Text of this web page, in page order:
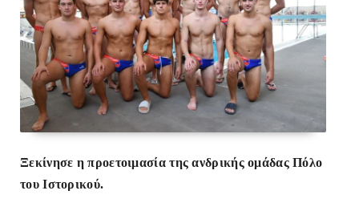
Ξεκίνησε η προετοιμασία της ανδρικής ομάδας Πόλο
του Ιστορικού.